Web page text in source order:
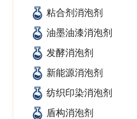
粘合剂消泡剂
油墨油漆消泡剂
发酵消泡剂
新能源消泡剂
纺织印染消泡剂
盾构消泡剂